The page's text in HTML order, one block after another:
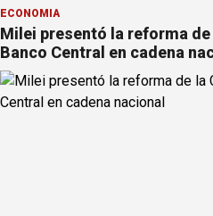
ECONOMÍA
Milei presentó la reforma de
Banco Central en cadena